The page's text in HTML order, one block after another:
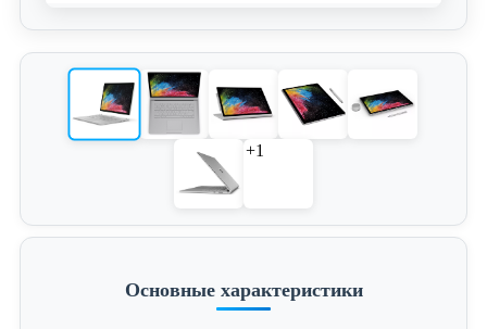
+1
Основные характеристики